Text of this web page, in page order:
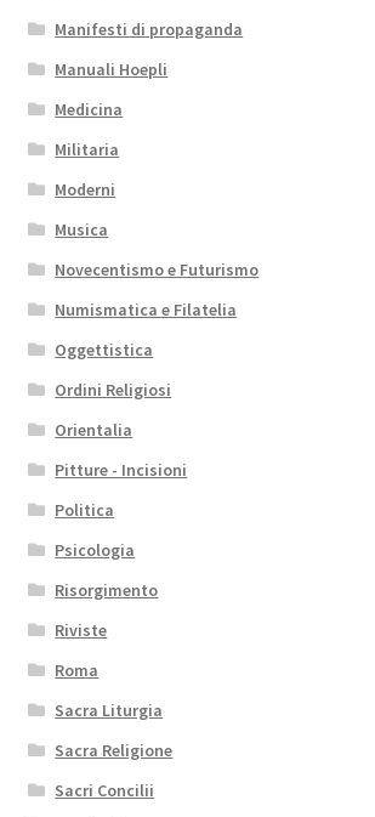
Manifesti di propaganda
Manuali Hoepli
Medicina
Militaria
Moderni
Musica
Novecentismo e Futurismo
Numismatica e Filatelia
Oggettistica
Ordini Religiosi
Orientalia
Pitture - Incisioni
Politica
Psicologia
Risorgimento
Riviste
Roma
Sacra Liturgia
Sacra Religione
Sacri Concilii